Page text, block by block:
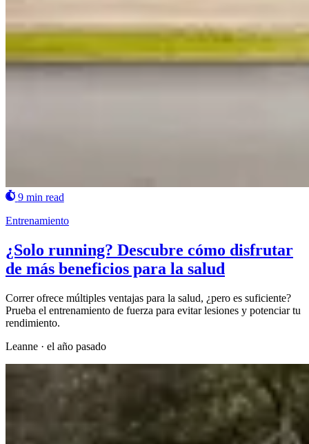
9 min read
Entrenamiento
¿Solo running? Descubre cómo disfrutar
de más beneficios para la salud
Correr ofrece múltiples ventajas para la salud, ¿pero es suficiente?
Prueba el entrenamiento de fuerza para evitar lesiones y potenciar tu
rendimiento.
Leanne · el año pasado